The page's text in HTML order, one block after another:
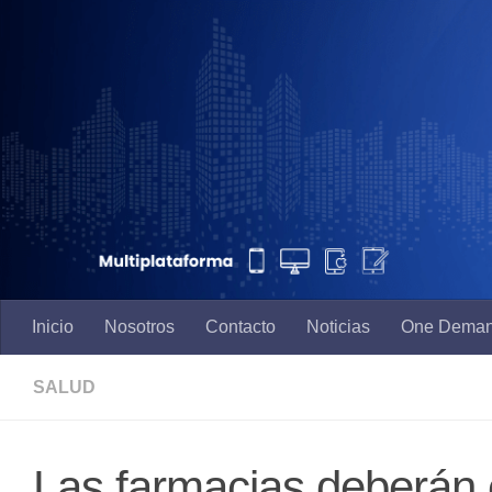
Inicio Nosotros Contacto Noticias One
SALUD